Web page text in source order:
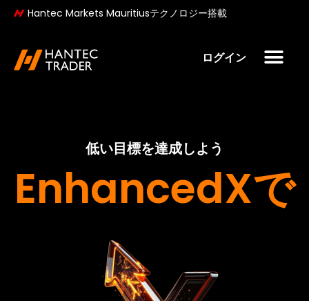
Hantec Markets Mauritiusテクノロジー搭載
ログイン
低い目標を達成しよう
EnhancedXで